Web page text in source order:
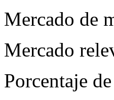
Mercado de
Mercado
Porcentaje